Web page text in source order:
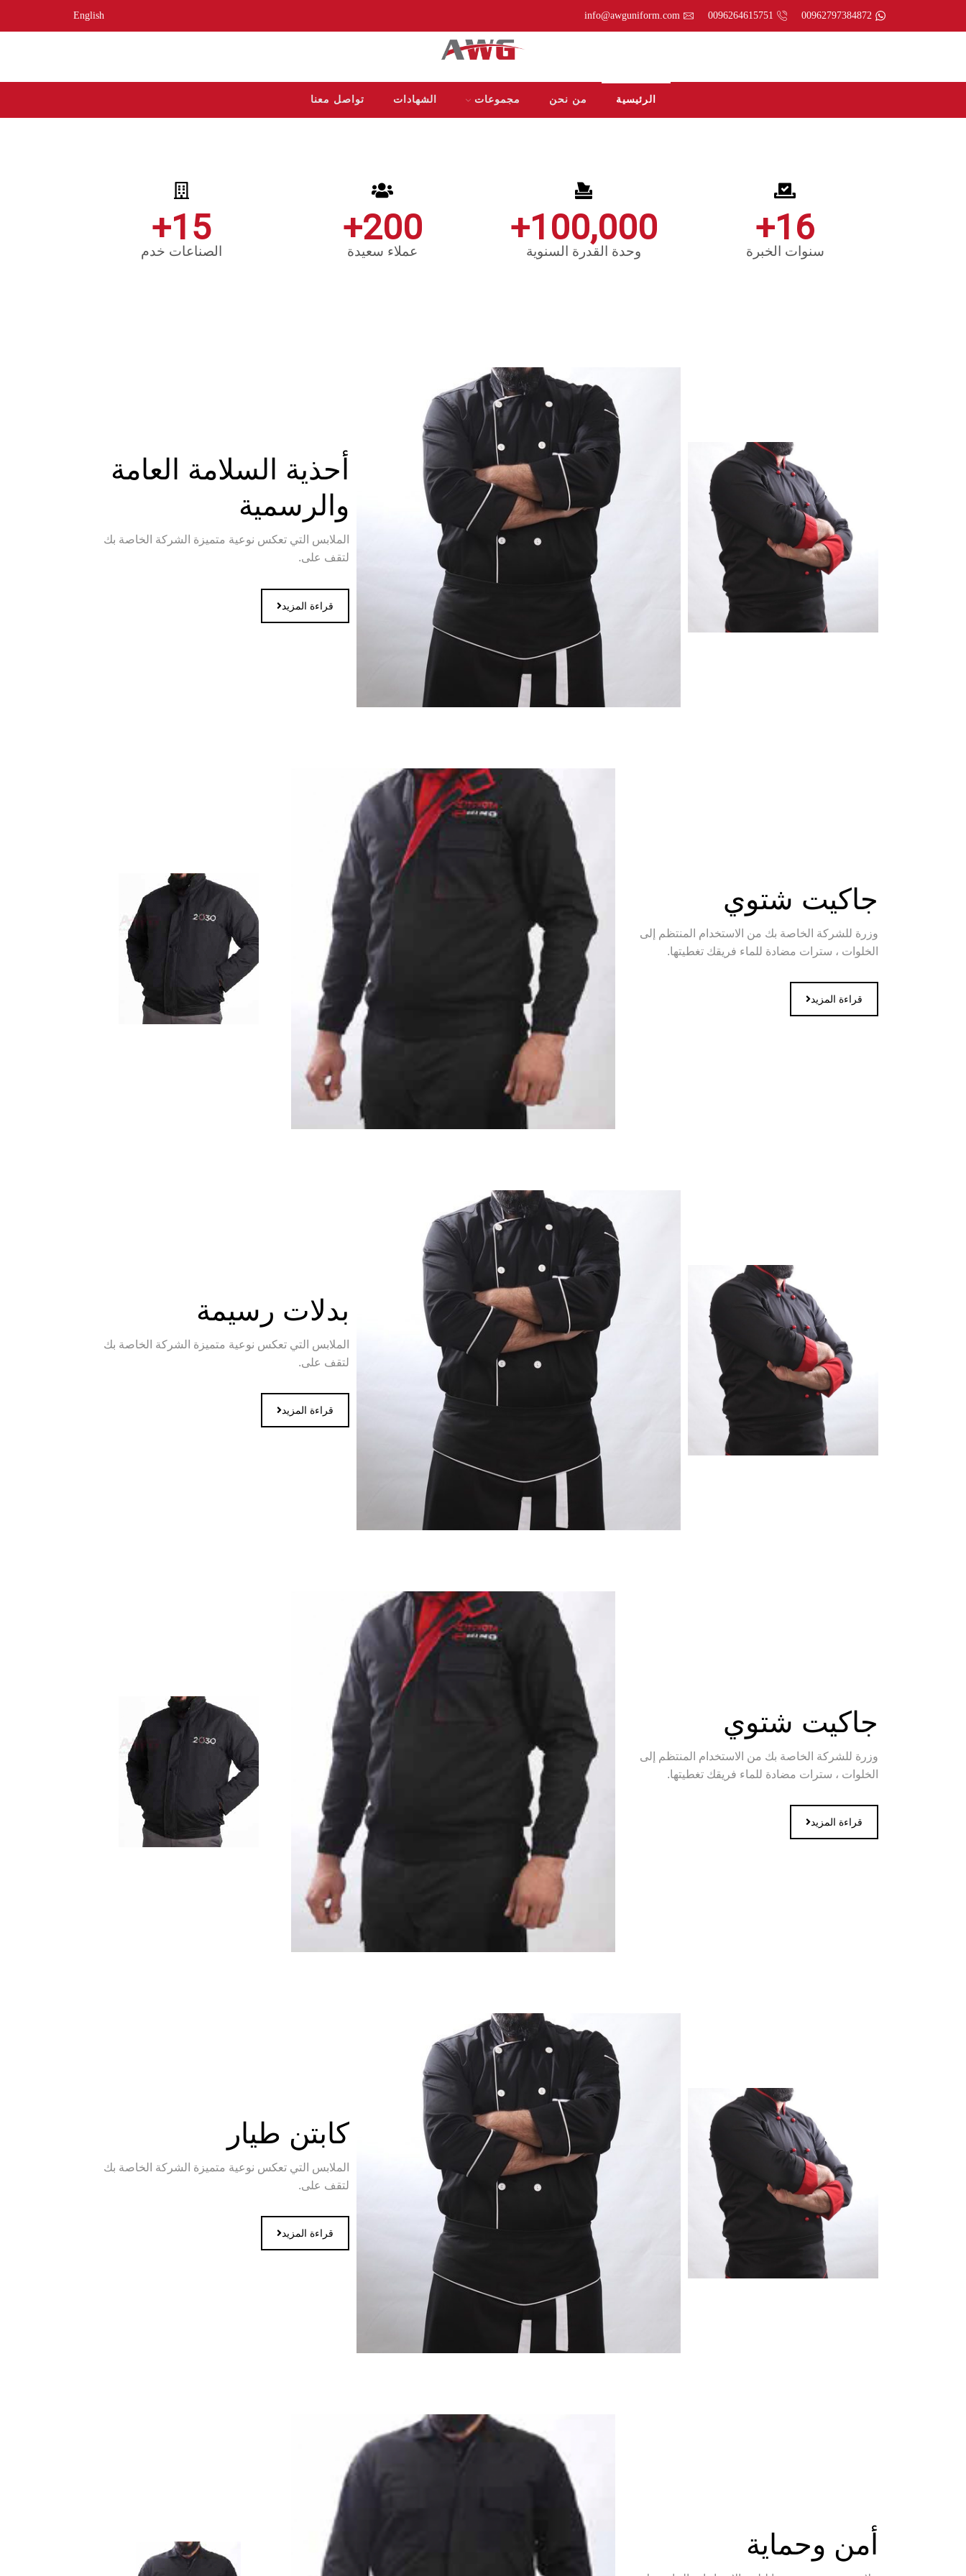
00962797384872
0096264615751
info@awguniform.com
English
الرئيسية من نحن مجموعات الشهادات تواصل معنا
سنوات الخبرة
16
+
وحدة القدرة السنوية
100,000
+
عملاء سعيدة
200
+
الصناعات خدم
15
+
أحذية السلامة العامة
والرسمية
الملابس التي تعكس نوعية متميزة الشركة الخاصة بك
لتقف على.
قراءة المزيد
جاكيت شتوي
وزرة للشركة الخاصة بك من الاستخدام المنتظم إلى
الخلوات ، سترات مضادة للماء فريقك تغطيتها.
قراءة المزيد
بدلات رسيمة
الملابس التي تعكس نوعية متميزة الشركة الخاصة بك
لتقف على.
قراءة المزيد
جاكيت شتوي
وزرة للشركة الخاصة بك من الاستخدام المنتظم إلى
الخلوات ، سترات مضادة للماء فريقك تغطيتها.
قراءة المزيد
كابتن طيار
الملابس التي تعكس نوعية متميزة الشركة الخاصة بك
لتقف على.
قراءة المزيد
أمن وحماية